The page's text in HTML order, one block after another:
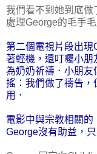
我們看不到她到底做
處理George的毛手毛
第二個電視片段出現
著輕機，還叮囑小朋
為奶奶祈禱．小朋友
搖：我們做了禱告，
用．
電影中與宗教相關的
George沒有助益，只